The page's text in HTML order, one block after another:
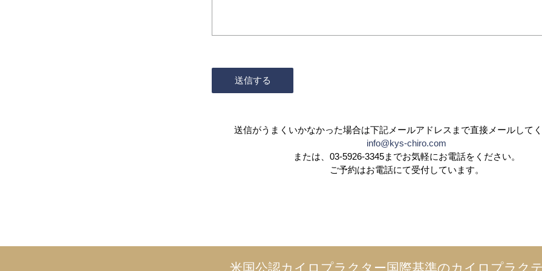
送信がうまくいかなかった場合は下記メールアドレスまで直接メールしてく
info@kys-chiro.com
または、03-5926-3345までお気軽にお電話をください。
ご予約はお電話にて受付しています。
米国公認カイロプラクター 国際基準のカイロプラク